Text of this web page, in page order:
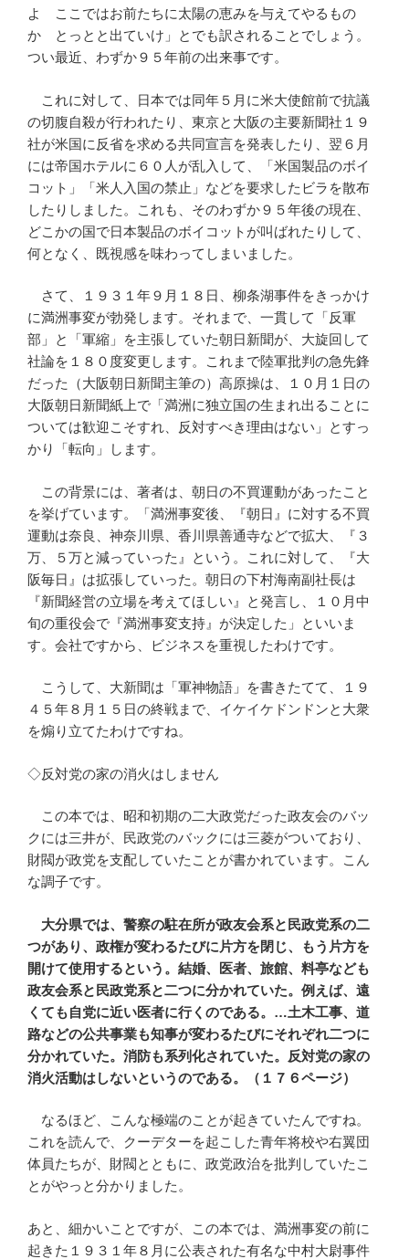
よ ここではお前たちに太陽の恵みを与えてやるもの
か とっとと出ていけ」とでも訳されることでしょう。
つい最近、わずか９５年前の出来事です。
これに対して、日本では同年５月に米大使館前で抗議
の切腹自殺が行われたり、東京と大阪の主要新聞社１９
社が米国に反省を求める共同宣言を発表したり、翌６月
には帝国ホテルに６０人が乱入して、「米国製品のボイ
コット」「米人入国の禁止」などを要求したビラを散布
したりしました。これも、そのわずか９５年後の現在、
どこかの国で日本製品のボイコットが叫ばれたりして、
何となく、既視感を味わってしまいました。
さて、１９３１年９月１８日、柳条湖事件をきっかけ
に満洲事変が勃発します。それまで、一貫して「反軍
部」と「軍縮」を主張していた朝日新聞が、大旋回して
社論を１８０度変更します。これまで陸軍批判の急先鋒
だった（大阪朝日新聞主筆の）高原操は、１０月１日の
大阪朝日新聞紙上で「満洲に独立国の生まれ出ることに
ついては歓迎こそすれ、反対すべき理由はない」とすっ
かり「転向」します。
この背景には、著者は、朝日の不買運動があったこと
を挙げています。「満洲事変後、『朝日』に対する不買
運動は奈良、神奈川県、香川県善通寺などで拡大、『３
万、５万と減っていった』という。これに対して、『大
阪毎日』は拡張していった。朝日の下村海南副社長は
『新聞経営の立場を考えてほしい』と発言し、１０月中
旬の重役会で『満洲事変支持』が決定した」といいま
す。会社ですから、ビジネスを重視したわけです。
こうして、大新聞は「軍神物語」を書きたてて、１９
４５年８月１５日の終戦まで、イケイケドンドンと大衆
を煽り立てたわけですね。
◇反対党の家の消火はしません
この本では、昭和初期の二大政党だった政友会のバッ
クには三井が、民政党のバックには三菱がついており、
財閥が政党を支配していたことが書かれています。こん
な調子です。
大分県では、警察の駐在所が政友会系と民政党系の二
つがあり、政権が変わるたびに片方を閉じ、もう片方を
開けて使用するという。結婚、医者、旅館、料亭なども
政友会系と民政党系と二つに分かれていた。例えば、遠
くても自党に近い医者に行くのである。…土木工事、道
路などの公共事業も知事が変わるたびにそれぞれ二つに
分かれていた。消防も系列化されていた。反対党の家の
消火活動はしないというのである。（１７６ページ）
なるほど、こんな極端のことが起きていたんですね。
これを読んで、クーデターを起こした青年将校や右翼団
体員たちが、財閥とともに、政党政治を批判していたこ
とがやっと分かりました。
あと、細かいことですが、この本では、満洲事変の前に
起きた１９３１年８月に公表された有名な中村大尉事件